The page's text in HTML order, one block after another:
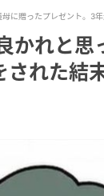
母に贈ったプレゼント。3
かれと
された結